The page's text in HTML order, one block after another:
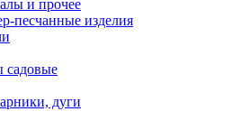
и прочее
песчанные изделия
садовые
дуги